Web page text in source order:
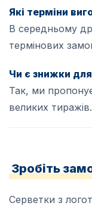
Які терміни
В середньому
термінових
Чи є знижки для
Так, ми
великих тиражів.
Зробіть
Серветки з